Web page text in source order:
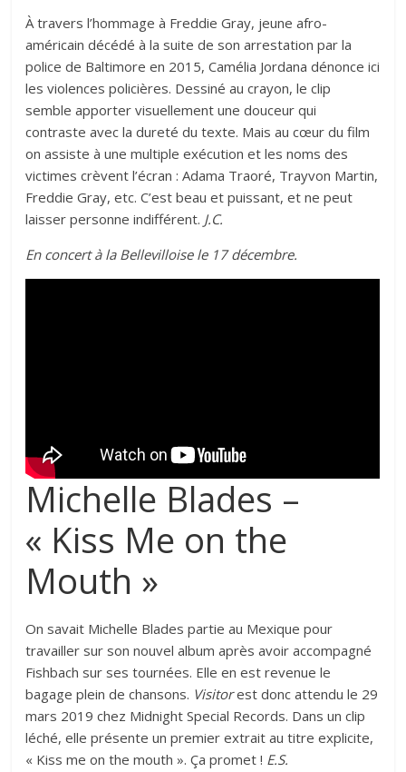
À travers l’hommage à Freddie Gray, jeune afro-
américain décédé à la suite de son arrestation par la
police de Baltimore en 2015, Camélia Jordana dénonce ici
les violences policières. Dessiné au crayon, le clip
semble apporter visuellement une douceur qui
contraste avec la dureté du texte. Mais au cœur du film
on assiste à une multiple exécution et les noms des
victimes crèvent l’écran : Adama Traoré, Trayvon Martin,
Freddie Gray, etc. C’est beau et puissant, et ne peut
laisser personne indifférent. J.C.
En concert à la Bellevilloise le 17 décembre.
Michelle Blades –
« Kiss Me on the
Mouth »
On savait Michelle Blades partie au Mexique pour
travailler sur son nouvel album après avoir accompagné
Fishbach sur ses tournées. Elle en est revenue le
bagage plein de chansons. Visitorest donc attendu le 29
mars 2019 chez Midnight Special Records. Dans un clip
léché, elle présente un premier extrait au titre explicite,
« Kiss me on the mouth ». Ça promet ! E.S.